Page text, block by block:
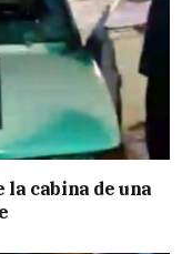
cabina de una